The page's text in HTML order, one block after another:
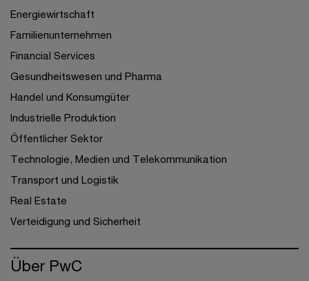
Energiewirtschaft
Familienunternehmen
Financial Services
Gesundheitswesen und Pharma
Handel und Konsumgüter
Industrielle Produktion
Öffentlicher Sektor
Technologie, Medien und Telekommunikation
Transport und Logistik
Real Estate
Verteidigung und Sicherheit
Über PwC